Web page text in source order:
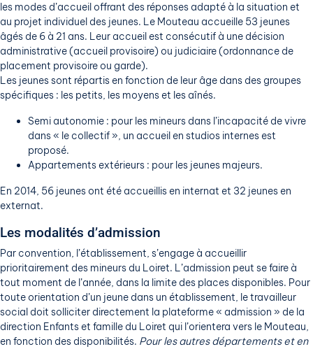
les modes d’accueil offrant des réponses adapté à la situation et
au projet individuel des jeunes. Le Mouteau accueille 53 jeunes
âgés de 6 à 21 ans. Leur accueil est consécutif à une décision
administrative (accueil provisoire) ou judiciaire (ordonnance de
placement provisoire ou garde).
Les jeunes sont répartis en fonction de leur âge dans des groupes
spécifiques : les petits, les moyens et les aînés.
Semi autonomie : pour les mineurs dans l’incapacité de vivre
dans « le collectif », un accueil en studios internes est
proposé.
Appartements extérieurs : pour les jeunes majeurs.
En 2014, 56 jeunes ont été accueillis en internat et 32 jeunes en
externat.
Les modalités d’admission
Par convention, l’établissement, s’engage à accueillir
prioritairement des mineurs du Loiret. L’admission peut se faire à
tout moment de l’année, dans la limite des places disponibles. Pour
toute orientation d’un jeune dans un établissement, le travailleur
social doit solliciter directement la plateforme « admission » de la
direction Enfants et famille du Loiret qui l’orientera vers le Mouteau,
en fonction des disponibilités. Pour les autres départements et en